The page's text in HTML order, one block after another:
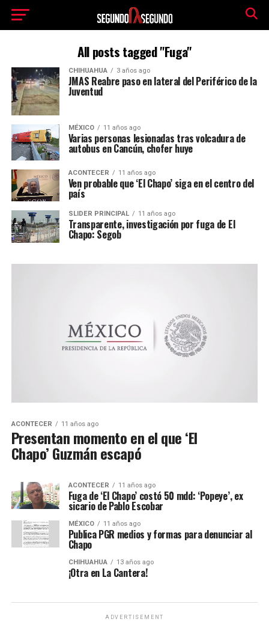
All posts tagged "Fuga"
CHIHUAHUA 3 años ago
JMAS Reabre paso en lateral del Periférico de la
Juventud
MÉXICO 11 años ago
Varias personas lesionadas tras volcadura de
autobus en Cancún, chofer huye
ACONTECER 11 años ago
Ven probable que ‘El Chapo’ siga en el centro del
país
SLIDER PRINCIPAL 11 años ago
Transparente, investigación por fuga de El
Chapo: Segob
ACONTECER 11 años ago
Presentan momento en el que ‘El
Chapo’ Guzmán escapó
ACONTECER 11 años ago
Fuga de ‘El Chapo’ costó 50 mdd: ‘Popeye’, ex
sicario de Pablo Escobar
MÉXICO 11 años ago
Publica PGR medios y formas para denunciar al
Chapo
CHIHUAHUA 13 años ago
¡Otra en La Cantera!
ADVERTISEMENT